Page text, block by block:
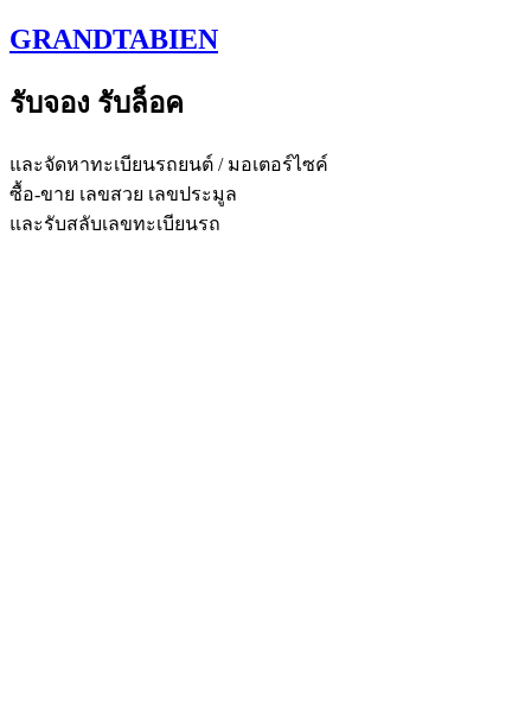
Skip
to
GRANDTABIEN
รับจอง รับล็อค
และจัดหาทะเบียนรถยนต์ / มอเตอร์ไซค์
ซื้อ-ขาย เลขสวย เลขประมูล
และรับสลับเลขทะเบียนรถ